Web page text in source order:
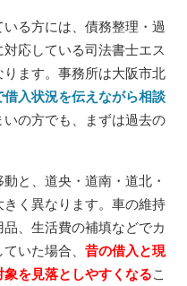
る方には、債務整理・過
応している司法書士エス
ります。事務所は大阪市北
借入状況を伝えながら相談
の方でも、まずは過去の
と、道央・道南・道北・
く異なります。車の維持
、生活費の補填などでカ
いた場合、 昔の借入と現
を見落としやすくなるこ